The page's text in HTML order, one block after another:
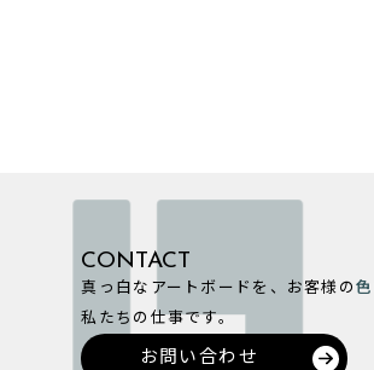
CONTACT
真っ白なアートボードを、お客様の 色
私たちの仕事です。
お問い合わせ